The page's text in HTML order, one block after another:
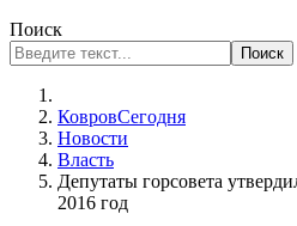
Поиск
Поиск
КовровСегодня
Новости
Власть
Депутаты горсовета
2016 год